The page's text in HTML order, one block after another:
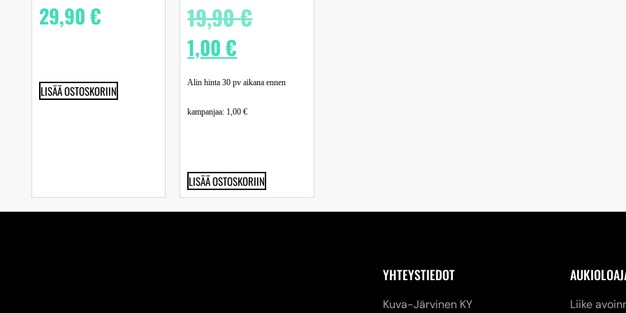
29,90€
LISÄÄ OSTOSKORIIN
19,90€
1,00€
Alin hinta 30 pv aikana ennen
kampanjaa: 1,00€
LISÄÄ OSTOSKORIIN
YHTEYSTIEDOT
Kuva-Järvinen KY Liike